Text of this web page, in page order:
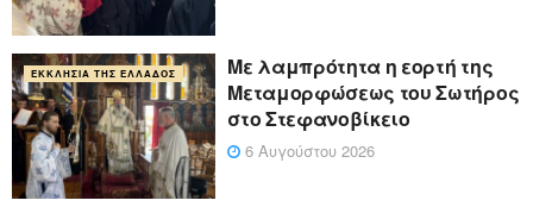
ΕΚΚΛΗΣΊΑ ΤΗΣ ΕΛΛΆΔΟΣ
Με λαμπρότητα η εορτή της
Μεταμορφώσεως του Σωτήρος
στο Στεφανοβίκειο
6 Αυγούστου 2026